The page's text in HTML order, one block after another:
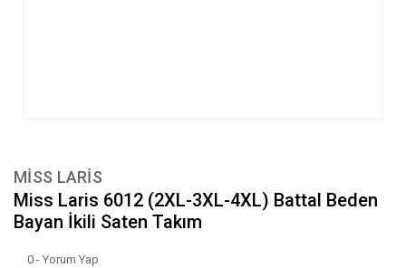
MİSS LARİS
Miss Laris 6012 (2XL-3XL-4XL) Battal Beden
Bayan İkili Saten Takım
0 - Yorum Yap